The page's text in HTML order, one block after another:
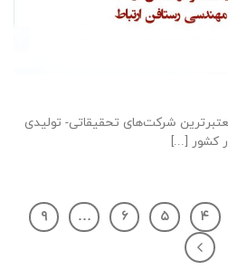
شركت‌های تحقیقاتی- توليدی
كشور [...]
۴ ۵ ۶ … ۹